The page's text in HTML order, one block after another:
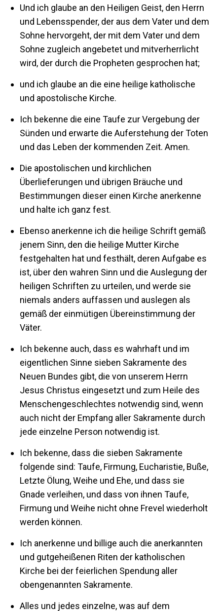
Und ich glaube an den Heiligen Geist, den Herrn
und Lebensspender, der aus dem Vater und dem
Sohne hervorgeht, der mit dem Vater und dem
Sohne zugleich angebetet und mitverherrlicht
wird, der durch die Propheten gesprochen hat;
und ich glaube an die eine heilige katholische
und apostolische Kirche.
Ich bekenne die eine Taufe zur Vergebung der
Sünden und erwarte die Auferstehung der Toten
und das Leben der kommenden Zeit. Amen.
Die apostolischen und kirchlichen
Überlieferungen und übrigen Bräuche und
Bestimmungen dieser einen Kirche anerkenne
und halte ich ganz fest.
Ebenso anerkenne ich die heilige Schrift gemäß
jenem Sinn, den die heilige Mutter Kirche
festgehalten hat und festhält, deren Aufgabe es
ist, über den wahren Sinn und die Auslegung der
heiligen Schriften zu urteilen, und werde sie
niemals anders auffassen und auslegen als
gemäß der einmütigen Übereinstimmung der
Väter.
Ich bekenne auch, dass es wahrhaft und im
eigentlichen Sinne sieben Sakramente des
Neuen Bundes gibt, die von unserem Herrn
Jesus Christus eingesetzt und zum Heile des
Menschengeschlechtes notwendig sind, wenn
auch nicht der Empfang aller Sakramente durch
jede einzelne Person notwendig ist.
Ich bekenne, dass die sieben Sakramente
folgende sind: Taufe, Firmung, Eucharistie, Buße,
Letzte Ölung, Weihe und Ehe, und dass sie
Gnade verleihen, und dass von ihnen Taufe,
Firmung und Weihe nicht ohne Frevel wiederholt
werden können.
Ich anerkenne und billige auch die anerkannten
und gutgeheißenen Riten der katholischen
Kirche bei der feierlichen Spendung aller
obengenannten Sakramente.
Alles und jedes einzelne, was auf dem